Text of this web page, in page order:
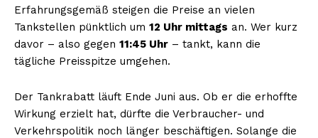
Erfahrungsgemäß steigen die Preise an vielen
Tankstellen pünktlich um 12 Uhr mittags an. Wer kurz
davor – also gegen 11:45 Uhr – tankt, kann die
tägliche Preisspitze umgehen.
Der Tankrabatt läuft Ende Juni aus. Ob er die erhoffte
Wirkung erzielt hat, dürfte die Verbraucher- und
Verkehrspolitik noch länger beschäftigen. Solange die